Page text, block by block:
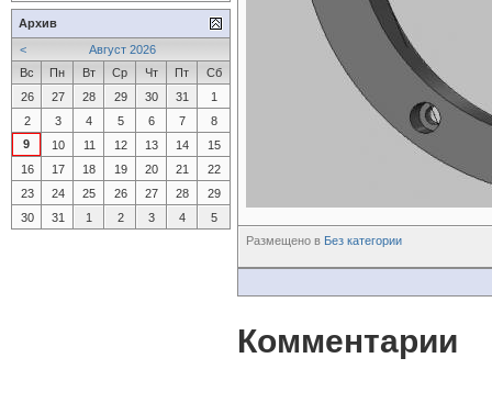
Размещено в Без категории
Комментарии
Архив
<
Август 2026
Вс
Пн Вт Ср Чт Пт
Сб
26
27 28 29 30 31
1
2
3 4 5 6 7
8
9
10 11 12 13 14
15
16
17 18 19 20 21
22
23
24 25 26 27 28
29
30
31 1 2 3 4 5